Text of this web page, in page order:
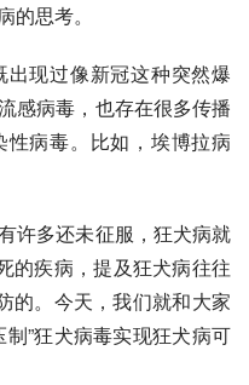
思考。
出现过像新冠这种突然爆
感病毒，也存在很多传播
病毒。比如， 埃博拉病
许多还未征服， 狂犬病就
的疾病，提及狂犬病往往
的。今天，我们就和大家
”狂犬病毒实现狂犬病可